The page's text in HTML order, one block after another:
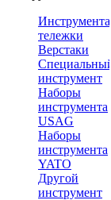
тележки
Верстаки
Специальный
инструмент
Наборы
инструмента
USAG
Наборы
инструмента
YATO
Другой
инструмент